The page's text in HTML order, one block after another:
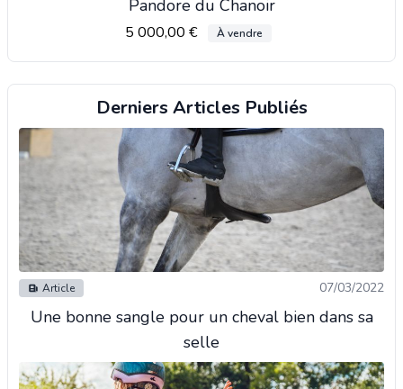
Pandore du Chanoir
5 000,00 € À vendre
Derniers Articles Publiés
Article 07/03/2022
Une bonne sangle pour un cheval bien dans sa
selle